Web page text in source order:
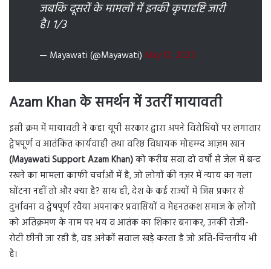
जबकि दूसरों के मामलों में इनकी कृपादृष्टि जारी
है। 1/3
— Mayawati (@Mayawati) May 12, 2022
Azam Khan के समर्थन में उतरीं मायावती
इसी क्रम में मायावती ने कहा यूपी सरकार द्वारा अपने विरोधियों पर लगातार
द्वेषपूर्ण व आतंकित कार्यवाही तथा वरिष्ठ विधायक मोहम्म्द आज़म खान
(Mayawati Support Azam Khan)को करीब सवा दो वर्षों से जेल में बन्द
रखने का मामला काफी चर्चाओं में है, जो लोगों की नज़र में न्याय का गला
घोंटना नहीं तो और क्या है? साथ ही, देश के कई राज्यों में जिस प्रकार से
दुर्भावना व द्वेषपूर्ण रवैया अपनाकर प्रवासियों व मेहनतकश समाज के लोगों
को अतिक्रमण के नाम पर भय व आतंक का शिकार बनाकर, उनकी रोजी-
रोटी छीनी जा रही है, वह अनेकों सवाल खड़े करता है जो अति-चिन्तनीय भी
है।